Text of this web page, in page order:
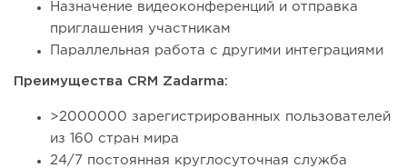
Назначение видеоконференций и отправка
приглашения участникам
Параллельная работа с другими интеграциями
Преимущества CRM Zadarma:
>2000000 зарегистрированных пользователей
из 160 стран мира
24/7 постоянная круглосуточная служба